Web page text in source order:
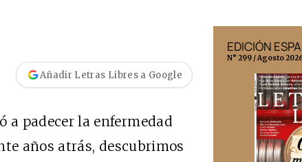
Añadir Letras Libres a Google
a padecer la enfermedad
años atrás, descubrimos
EDICIÓN
N° 299 / Agosto